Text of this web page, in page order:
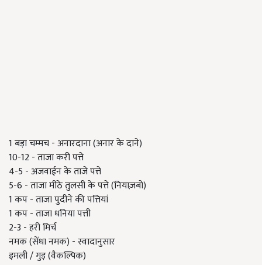
1 बड़ा चम्मच - अनारदाना (अनार के दाने)
10-12 - ताजा करी पत्ते
4-5 - अजवाईन के ताजे पत्ते
5-6 - ताजा मीठे तुलसी के पत्ते (नियाज़बो)
1 कप - ताजा पुदीने की पत्तियां
1 कप - ताजा धनिया पत्ती
2-3 - हरी मिर्च
नमक (सेंधा नमक) - स्वादानुसार
इमली / गुड़ (वैकल्पिक)